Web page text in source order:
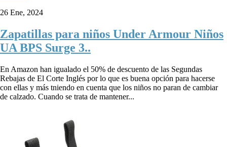
26 Ene, 2024
Zapatillas para niños Under Armour Niños
UA BPS Surge 3..
En Amazon han igualado el 50% de descuento de las Segundas
Rebajas de El Corte Inglés por lo que es buena opción para hacerse
con ellas y más tniendo en cuenta que los niños no paran de cambiar
de calzado. Cuando se trata de mantener...